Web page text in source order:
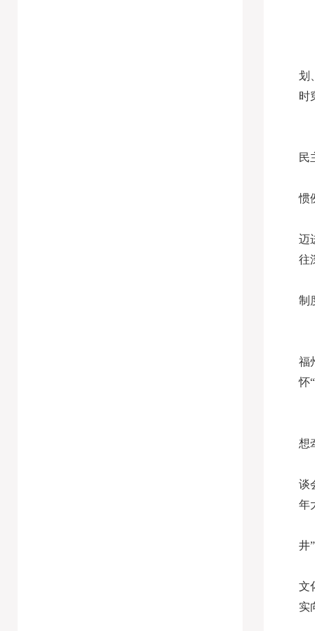
划
时
民
惯
迈
往
制
福
怀
想
谈
年
井
文
实